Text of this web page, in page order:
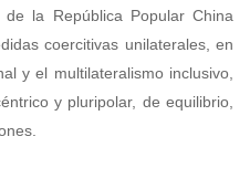
la República Popular China
coercitivas unilaterales, en
y el multilateralismo inclusivo,
y pluripolar, de equilibrio,